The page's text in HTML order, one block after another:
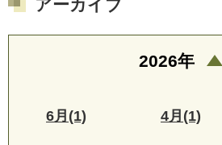
アーカイブ
2026年
6月(1) 4月(1)